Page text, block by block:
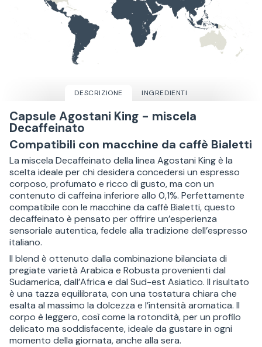
DESCRIZIONE INGREDIENTI
Capsule Agostani King - miscela
Decaffeinato
Compatibili con macchine da caffè Bialetti
La miscela Decaffeinato della linea Agostani King è la
scelta ideale per chi desidera concedersi un espresso
corposo, profumato e ricco di gusto, ma con un
contenuto di caffeina inferiore allo 0,1%. Perfettamente
compatibile con le macchine da caffè Bialetti, questo
decaffeinato è pensato per offrire un’esperienza
sensoriale autentica, fedele alla tradizione dell’espresso
italiano.
Il blend è ottenuto dalla combinazione bilanciata di
pregiate varietà Arabica e Robusta provenienti dal
Sudamerica, dall’Africa e dal Sud-est Asiatico. Il risultato
è una tazza equilibrata, con una tostatura chiara che
esalta al massimo la dolcezza e l’intensità aromatica. Il
corpo è leggero, così come la rotondità, per un profilo
delicato ma soddisfacente, ideale da gustare in ogni
momento della giornata, anche alla sera.